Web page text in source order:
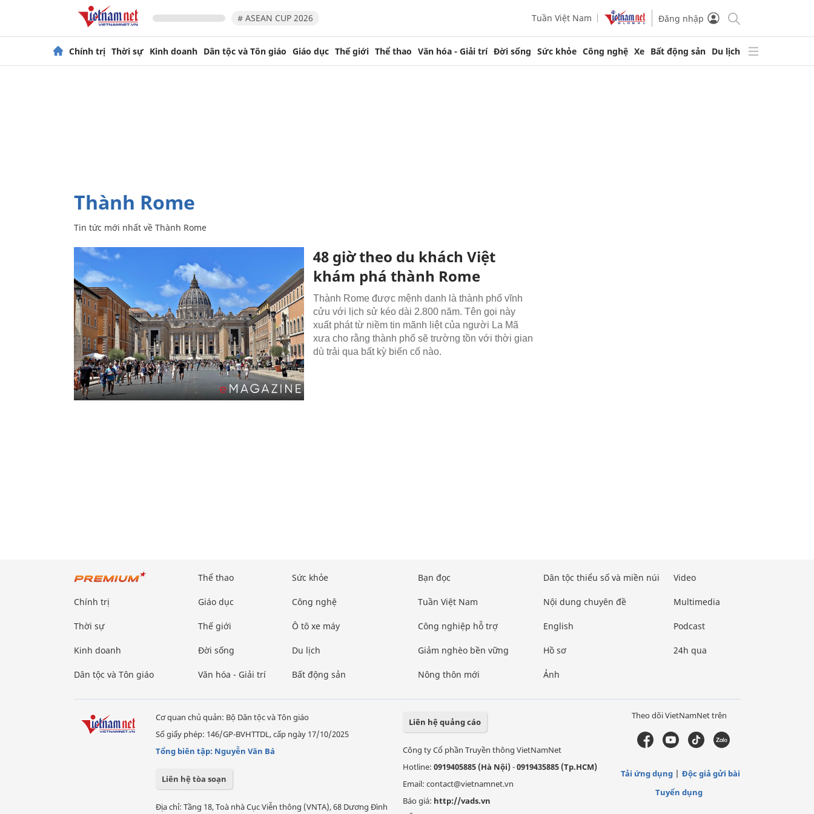
# ASEAN CUP 2026 Tuần Việt Nam Đăng nhập
Chính trị Thời sự Kinh doanh Dân tộc và Tôn giáo Giáo dục Thế giới Thể thao Văn hóa - Giải trí Đời sống Sức khỏe Công nghệ Xe Bất động sản Du lịch
Thành Rome
Tin tức mới nhất về Thành Rome
48 giờ theo du khách Việt
khám phá thành Rome
Thành Rome được mệnh danh là thành phố vĩnh
cửu với lịch sử kéo dài 2.800 năm. Tên gọi này
xuất phát từ niềm tin mãnh liệt của người La Mã
xưa cho rằng thành phố sẽ trường tồn với thời gian
dù trải qua bất kỳ biến cố nào.
Chính trị
Thời sự
Kinh doanh
Dân tộc và Tôn giáo
Thể thao
Giáo dục
Thế giới
Đời sống
Văn hóa - Giải trí
Sức khỏe
Công nghệ
Ô tô xe máy
Du lịch
Bất động sản
Bạn đọc
Tuần Việt Nam
Công nghiệp hỗ trợ
Giảm nghèo bền vững
Nông thôn mới
Dân tộc thiểu số và miền núi
Nội dung chuyên đề
English
Hồ sơ
Ảnh
Video
Multimedia
Podcast
24h qua
Cơ quan chủ quản: Bộ Dân tộc và Tôn giáo
Số giấy phép: 146/GP-BVHTTDL, cấp ngày 17/10/2025
Tổng biên tập: Nguyễn Văn Bá
Liên hệ tòa soạn
Địa chỉ: Tầng 18, Toà nhà Cục Viễn thông (VNTA), 68 Dương Đình
Liên hệ quảng cáo
Công ty Cổ phần Truyền thông VietNamNet
Hotline: 0919405885 (Hà Nội)-0919435885 (Tp.HCM)
Email: contact@vietnamnet.vn
Báo giá: http://vads.vn
Theo dõi VietNamNet trên
Tải ứng dụng
Độc giả gửi bài
Tuyển dụng